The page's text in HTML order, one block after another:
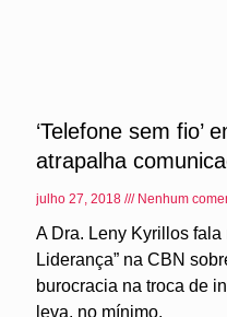
‘Telefone sem fio’
atrapalha
julho 27, 2018 Nenhum
A Dra. Leny Kyrillos fala
Liderança” na CBN
burocracia na troca de
leva, no mínimo,